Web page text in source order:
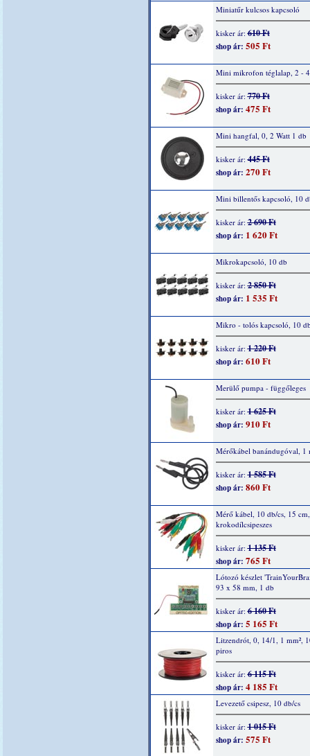
Miniatűr kulcsos kapcsoló
kisker ár:610 Ft
shop ár: 505 Ft
Mini mikrofon téglalap, 2 -
kisker ár:770 Ft
shop ár: 475 Ft
Mini hangfal, 0, 2 Watt 1 db
kisker ár:445 Ft
shop ár: 270 Ft
Mini billentős kapcsoló, 10
kisker ár:2 690 Ft
shop ár: 1 620 Ft
Mikrokapcsoló, 10 db
kisker ár:2 850 Ft
shop ár: 1 535 Ft
Mikro - tolós kapcsoló, 10
kisker ár:1 220 Ft
shop ár: 610 Ft
Merülő pumpa - függőleges
kisker ár:1 625 Ft
shop ár: 910 Ft
Mérőkábel banándugóval, 1
kisker ár:1 585 Ft
shop ár: 860 Ft
Mérő kábel, 10 db/cs, 15 cm,
krokodílcsipeszes
kisker ár:1 135 Ft
shop ár: 765 Ft
Lótozó készlet
93 x 58 mm, 1 db
kisker ár:6 160 Ft
shop ár: 5 165 Ft
Litzendrót, 0, 14/1, 1 mm²,
piros
kisker ár:6 115 Ft
shop ár: 4 185 Ft
Levezető csipesz, 10 db/cs
kisker ár:1 015 Ft
shop ár: 575 Ft